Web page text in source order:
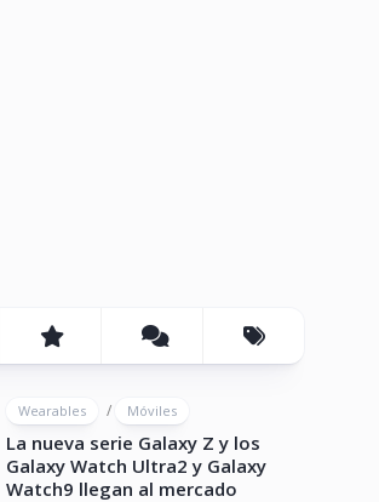
Wearables / Móviles
La nueva serie Galaxy Z y los
Galaxy Watch Ultra2 y Galaxy
Watch9 llegan al mercado